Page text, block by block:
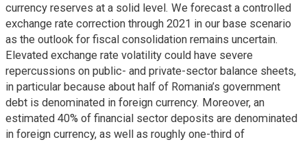
currency reserves at a solid level. We forecast a controlled
exchange rate correction through 2021 in our base scenario
as the outlook for fiscal consolidation remains uncertain.
Elevated exchange rate volatility could have severe
repercussions on public- and private-sector balance sheets,
in particular because about half of Romania’s government
debt is denominated in foreign currency. Moreover, an
estimated 40% of financial sector deposits are denominated
in foreign currency, as well as roughly one-third of